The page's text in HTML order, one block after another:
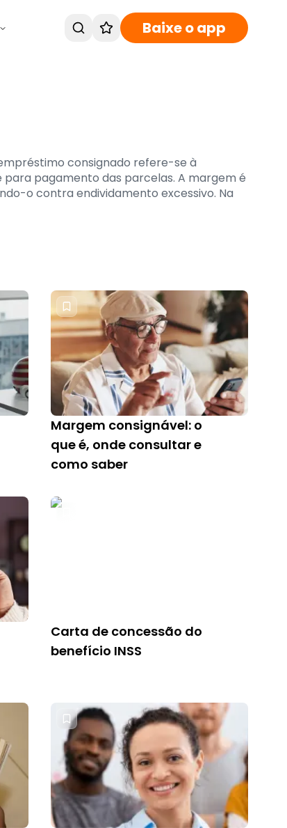
Baixe o app
consignado refere-se à
pagamento das parcelas. A margem é
o contra endividamento excessivo. Na
Margem consignável: o
que é, onde consultar e
como saber
Carta de concessão do
benefício INSS